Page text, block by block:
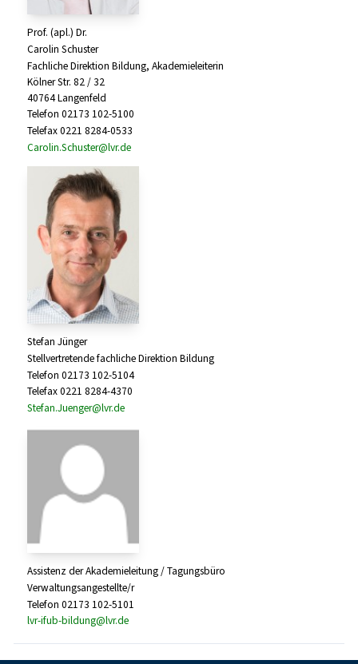
Prof. (apl.) Dr.
Carolin Schuster
Fachliche Direktion Bildung, Akademieleiterin
Kölner Str. 82 / 32
40764 Langenfeld
Telefon 02173 102-5100
Telefax 0221 8284-0533
Carolin.Schuster@lvr.de
Stefan Jünger
Stellvertretende fachliche Direktion Bildung
Telefon 02173 102-5104
Telefax 0221 8284-4370
Stefan.Juenger@lvr.de
Assistenz der Akademieleitung / Tagungsbüro
Verwaltungsangestellte/r
Telefon 02173 102-5101
lvr-ifub-bildung@lvr.de